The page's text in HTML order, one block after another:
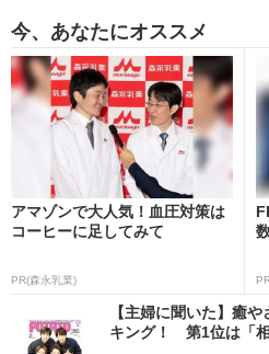
今、あなたにオススメ
アマゾンで大人気！血圧対策は
コーヒーに足してみて
PR(森永乳業)
【主婦に聞いた】癒
キング！ 第1位は「